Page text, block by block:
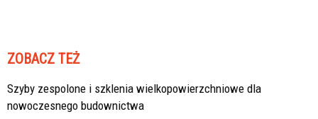
ZOBACZ TEŻ
Szyby zespolone i szklenia wielkopowierzchniowe dla
nowoczesnego budownictwa